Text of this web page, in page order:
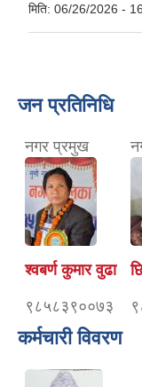
मिति: 06/26/2026 -
जन प्रतिनिधि
नगर प्रमुख
श्वबर्ण कुमार वुढा
९८५८३९००७३
कर्मचारी विवरण